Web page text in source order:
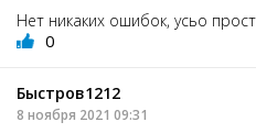
Нет никаких ошибок, усьо
0
Быстров1212
8 ноября 2021 09:31